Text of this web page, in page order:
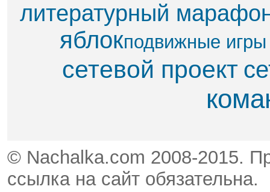
литературный
яблок​подвижные игры
сетевой проект
© Nachalka.com 2008-2015.
ссылка на сайт обязательна.